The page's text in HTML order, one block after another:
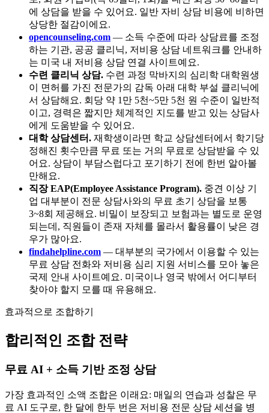
에 상담을 받을 수 있어요. 일반 자비 상담 비용에 비하면
상당한 절감이에요.
opencounseling.com — 소득 수준에 따라 상담료를 조정
하는 기관, 공공 클리닉, 저비용 상담 네트워크를 안내하
는 미국 내 저비용 상담 연결 사이트예요.
수련 클리닉 상담. 수련 과정 막바지의 심리학 대학원생
이 면허를 가진 전문가의 감독 아래 대학 부설 클리닉에
서 상담해요. 회당 약 1만 5천~5만 5천 원 수준이 일반적
이고, 경력은 짧지만 체계적인 지도를 받고 있는 상담사
에게 도움받을 수 있어요.
대학 상담센터. 재학생이라면 학교 상담센터에서 학기당
정해진 횟수만큼 무료 또는 거의 무료로 상담받을 수 있
어요. 상담이 부담스럽다고 포기하기 전에 한번 알아볼
만해요.
직장 EAP(Employee Assistance Program). 중견 이상 기
업 대부분이 전문 상담사와의 무료 초기 상담을 보통
3~8회 제공해요. 비밀이 보장되고 보험과는 별도로 운영
되는데, 직원들이 존재 자체를 몰라서 활용률이 낮은 경
우가 많아요.
findahelpline.com — 대부분의 국가에서 이용할 수 있는
무료 상담 전화와 저비용 심리 지원 서비스를 모아 놓은
국제 안내 사이트예요. 미국이나 영국 밖에서 어디부터
찾아야 할지 모를 때 유용해요.
효과적으로 조합하기
합리적인 조합 전략
무료 AI + 소득 기반 조정 상담
가장 효과적인 소액 조합은 이래요: 매일의 연습과 성찰은 무
료 AI 도구로, 한 달에 한두 번은 저비용 전문 상담 세션을 병